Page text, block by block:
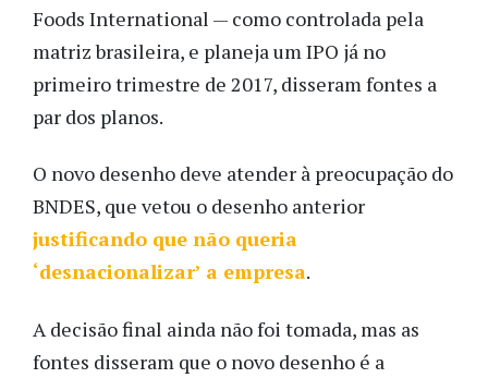
Foods International — como controlada pela
matriz brasileira, e planeja um IPO já no
primeiro trimestre de 2017, disseram fontes a
par dos planos.
O novo desenho deve atender à preocupação do
BNDES, que vetou o desenho anterior
justificando que não queria
‘desnacionalizar’ a empresa.
A decisão final ainda não foi tomada, mas as
fontes disseram que o novo desenho é a